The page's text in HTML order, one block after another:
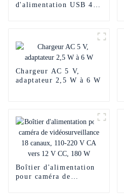
d'alimentation USB 400
Chargeur AC 5 V,
adaptateur 2,5 W à 6 W
Boîtier d'alimentation
pour caméra de